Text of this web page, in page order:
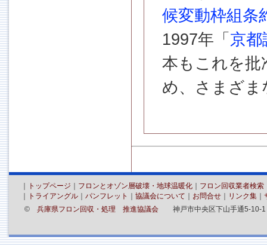
候変動枠組条
1997年「 京都
本もこれを批
め、さまざ
トップページ フロンとオゾン層破壊・地球温暖化 フロン回収業者検索
トライアングル パンフレット 協議会について お問合せ リンク集
© 兵庫県フロン回収・処理 推進協議会 神戸市中央区下山手通5-10-1